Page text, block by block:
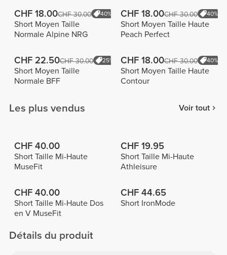
CHF 18.00CHF 30.00 40%
Short Moyen Taille
Normale Alpine NRG
CHF 18.00CHF 30.00 40%
Short Moyen Taille Haute
Peach Perfect
CHF 22.50CHF 30.00 25%
Short Moyen Taille
Normale BFF
CHF 18.00CHF 30.00 40%
Short Moyen Taille Haute
Contour
Les plus vendus Voir tout
CHF 40.00
Short Taille Mi-Haute
MuseFit
CHF 19.95
Short Taille Mi-Haute
Athleisure
CHF 40.00
Short Taille Mi-Haute Dos
en V MuseFit
CHF 44.65
Short IronMode
Détails du produit